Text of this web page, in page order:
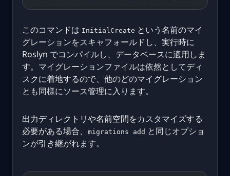
このコマンドは InitialCreate という名前のマイ
グレーションをスキャフォールドし、実行時に
Roslyn でコンパイルし、データベースに適用しま
す。マイグレーションファイルは依然としてディ
スクに着地するので、他のどのマイグレーション
とも同様にソース管理に入ります。
出力ディレクトリや名前空間をカスタマイズする
必要がある場合、
migrations add と同じオプショ
ンが引き継がれます。